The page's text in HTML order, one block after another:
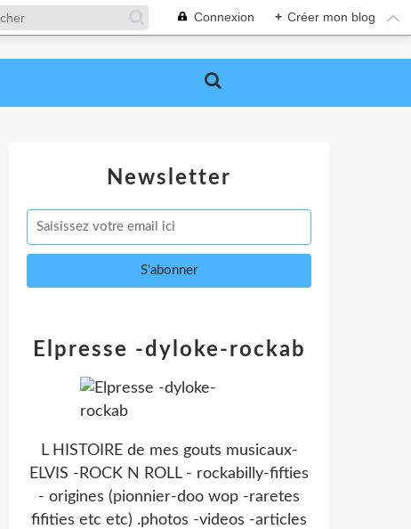
Connexion + Créer mon blog
Newsletter
Elpresse -dyloke-rockab
L HISTOIRE de mes gouts musicaux-
ELVIS -ROCK N ROLL - rockabilly-fifties
- origines (pionnier-doo wop -raretes
fifities etc etc) .photos -videos -articles